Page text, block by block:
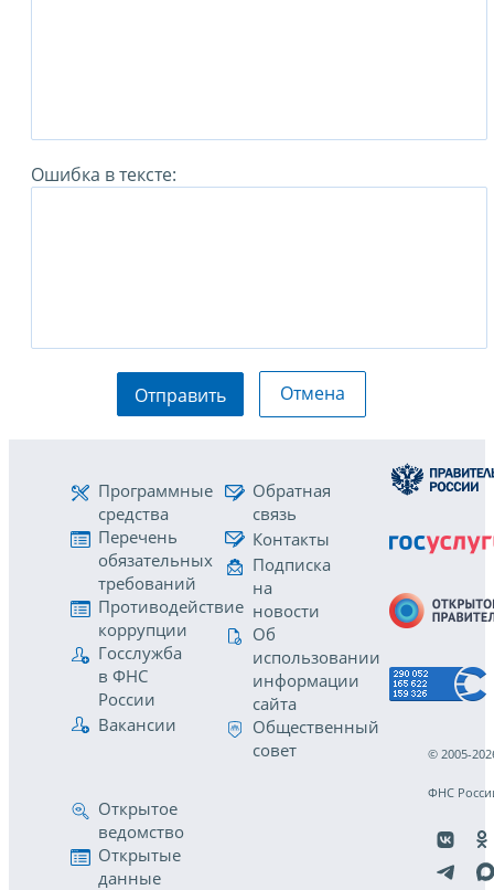
Ошибка в тексте:
Отправить Отмена
Программные
средства
Перечень
обязательных
требований
Противодействие
коррупции
Госслужба
в ФНС
России
Вакансии
Обратная
связь
Контакты
Подписка
на
новости
Об
использовании
информации
сайта
Общественный
совет
Открытое
ведомство
Открытые
данные
© 2005-
ФНС